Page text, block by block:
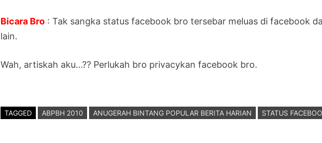
Bicara Bro : Tak sangka status facebook bro tersebar meluas di facebook
lain.
Wah, artiskah aku…?? Perlukah bro privacykan facebook bro.
TAGGED ABPBH 2010 ANUGERAH BINTANG POPULAR BERITA HARIAN STATUS